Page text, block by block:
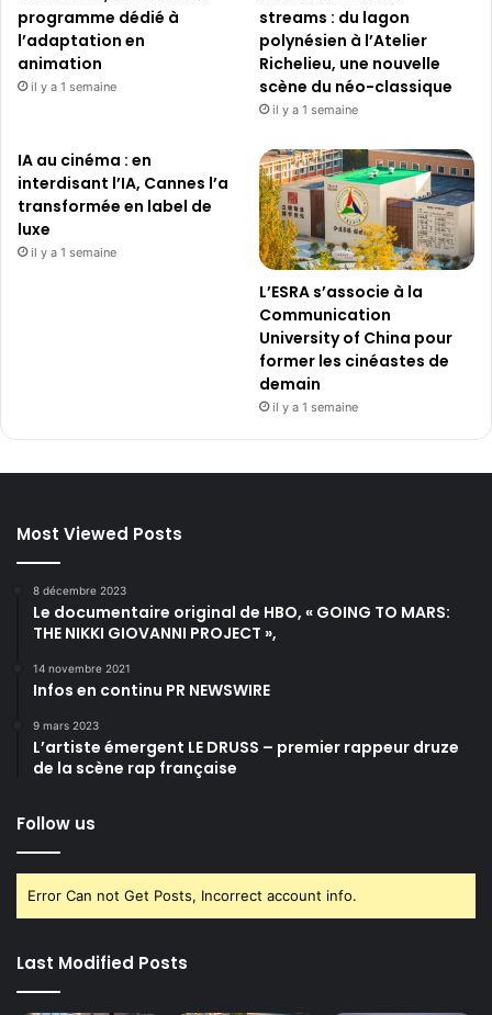
programme dédié à
l’adaptation en
animation
il y a 1 semaine
streams : du lagon
polynésien à l’Atelier
Richelieu, une nouvelle
scène du néo-classique
il y a 1 semaine
IA au cinéma : en
interdisant l’IA, Cannes l’a
transformée en label de
luxe
il y a 1 semaine
L’ESRA s’associe à la
Communication
University of China pour
former les cinéastes de
demain
il y a 1 semaine
Most Viewed Posts
8 décembre 2023
Le documentaire original de HBO, « GOING TO MARS:
THE NIKKI GIOVANNI PROJECT »,
14 novembre 2021
Infos en continu PR NEWSWIRE
9 mars 2023
L’artiste émergent LE DRUSS – premier rappeur druze
de la scène rap française
Follow us
Error Can not Get Posts, Incorrect account info.
Last Modified Posts